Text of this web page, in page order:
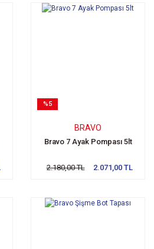
%5
BRAVO
Bravo 7 Ayak Pompası 5lt
2.180,00 TL 2.071,00 TL